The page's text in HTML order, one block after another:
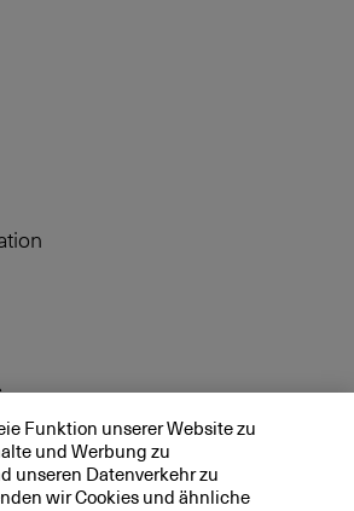
Funktion unserer Website zu
und Werbung zu
unseren Datenverkehr zu
wir Cookies und ähnliche